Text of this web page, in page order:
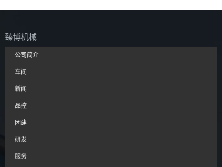
臻博机械
公司简介
车间
新闻
品控
团建
研发
服务